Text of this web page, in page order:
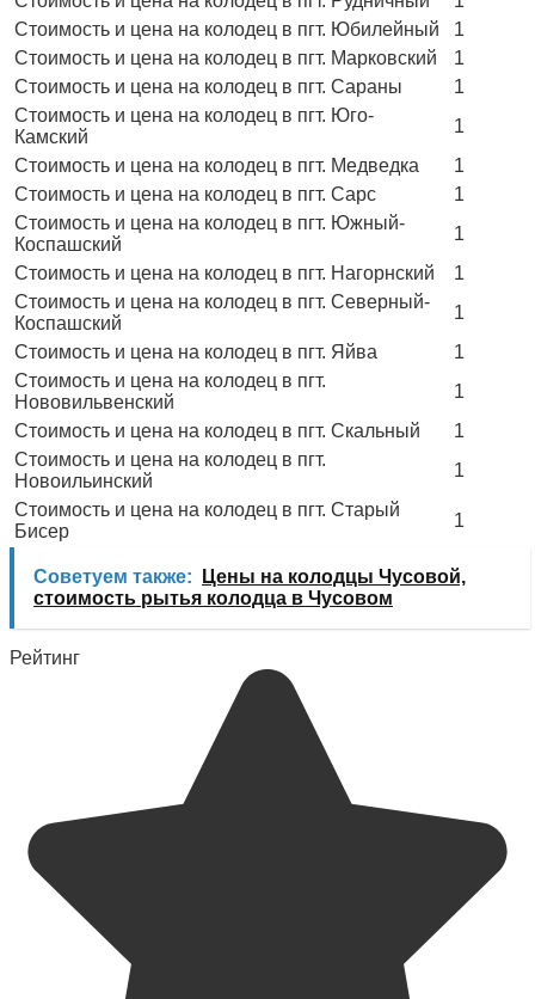
Стоимость и цена на колодец в пгт. Юбилейный
1
Стоимость и цена на колодец в пгт. Марковский
1
Стоимость и цена на колодец в пгт. Сараны
1
Стоимость и цена на колодец в пгт. Юго-
Камский
1
Стоимость и цена на колодец в пгт. Медведка
1
Стоимость и цена на колодец в пгт. Сарс
1
Стоимость и цена на колодец в пгт. Южный-
Коспашский
1
Стоимость и цена на колодец в пгт. Нагорнский
1
Стоимость и цена на колодец в пгт. Северный-
Коспашский
1
Стоимость и цена на колодец в пгт. Яйва
1
Стоимость и цена на колодец в пгт.
Нововильвенский
1
Стоимость и цена на колодец в пгт. Скальный
1
Стоимость и цена на колодец в пгт.
Новоильинский
1
Стоимость и цена на колодец в пгт. Старый
Бисер
1
Советуем также:
Цены на колодцы Чусовой,
стоимость рытья колодца в Чусовом
Рейтинг